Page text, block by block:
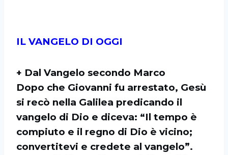
IL VANGELO DI OGGI
+ Dal Vangelo secondo Marco
Dopo che Giovanni fu arrestato, Gesù
si recò nella Galilea predicando il
vangelo di Dio e diceva: “Il tempo è
compiuto e il regno di Dio è vicino;
convertitevi e credete al vangelo”.